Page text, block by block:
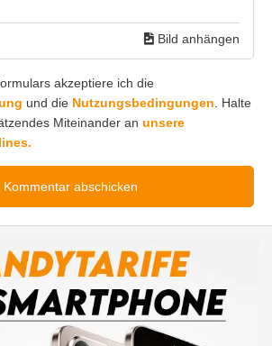
Bild anhängen
akzeptiere ich die
und die Nutzungsbedingungen . Halte
Miteinander an unsere